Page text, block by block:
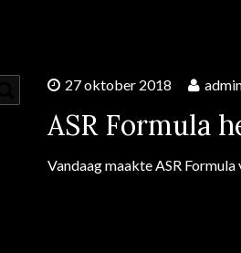
27 oktober 2018
ASR Formula
Vandaag maakte ASR